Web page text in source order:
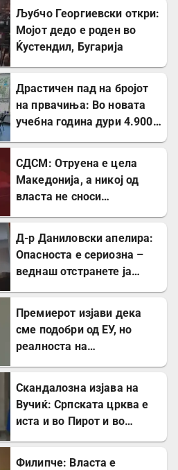
Љубчо Георгиевски откри:
Мојот дедо е роден во
Ќустендил, Бугарија
Драстичен пад на бројот
на првачиња: Во новата
учебна година дури 4.900
СДСМ: Отруена е цела
Македонија, а никој од
власта не сноси
Д-р Даниловски апелира:
Опасноста е сериозна –
веднаш отстранете ја
западнонилска треска!
Премиерот изјави дека
сме подобри од ЕУ, но
реалноста на
Скандалозна изјава на
Вучиќ: Српската црква е
иста и во Пирот и во
Филипче: Власта е